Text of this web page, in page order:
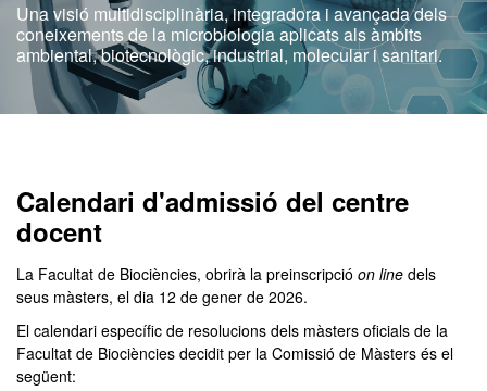
Una visió multidisciplinària, integradora i avançada dels
coneixements de la microbiologia aplicats als àmbits
ambiental, biotecnològic, industrial, molecular i sanitari.
Calendari d'admissió del centre
docent
La Facultat de Biociències, obrirà la preinscripció on line dels
seus màsters, el dia 12 de gener de 2026.
El calendari específic de resolucions dels màsters oficials de la
Facultat de Biociències decidit per la Comissió de Màsters és el
següent: